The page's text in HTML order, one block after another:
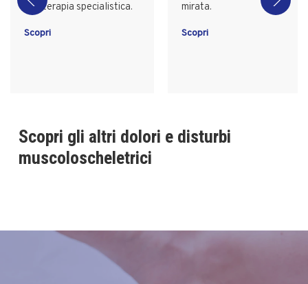
fisioterapia specialistica.
Scopri
mirata.
Scopri
Scopri gli altri dolori e disturbi
muscoloscheletrici